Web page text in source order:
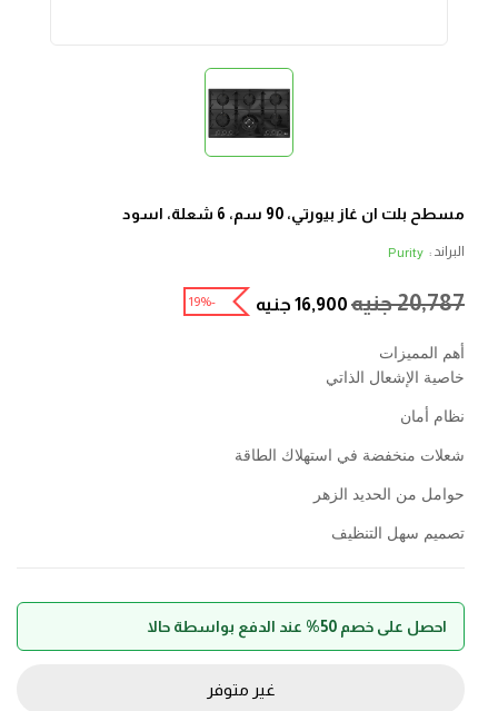
مسطح بلت ان غاز بيورتي، 90 سم، 6 شعلة، اسود
البراند : Purity
20,787جنيه 16,900 جنيه -19%
أهم المميزات
خاصية الإشعال الذاتي
نظام أمان
شعلات منخفضة في استهلاك الطاقة
حوامل من الحديد الزهر
تصميم سهل التنظيف
احصل على خصم 50% عند الدفع بواسطة حالا
غير متوفر